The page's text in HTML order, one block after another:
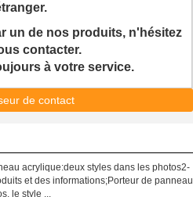
un de nos produits, n'hésitez
contacter.
à votre service.
de contact
acrylique:deux styles dans les photos2-
et des informations;Porteur de panneau
le style ...